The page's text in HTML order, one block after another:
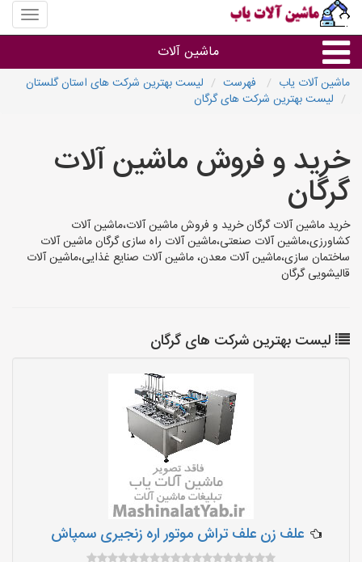
منوی
سایت
آلات
یاب
ماشین آلات
ماشین آلات
سایر گروه ها
ماشین آلات یاب فهرست
لیست بهترین شرکت های استان گلستان
لیست بهترین شرکت های گرگان
خرید و فروش ماشین آلات
گرگان
خرید ماشین آلات گرگان خرید و فروش ماشین آلات،ماشین آلات
کشاورزی،ماشین آلات صنعتی،ماشین آلات راه سازی گرگان ماشین آلات
ساختمان سازی،ماشین آلات معدن، ماشین آلات صنایع غذایی،ماشین آلات
قالیشویی گرگان
لیست بهترین شرکت های گرگان
علف زن علف تراش موتور اره زنجیری سمپاش